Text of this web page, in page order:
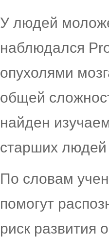
У людей
наблюдался
опухолями
общей
найден
старших людей
По словам
помогут
риск развития